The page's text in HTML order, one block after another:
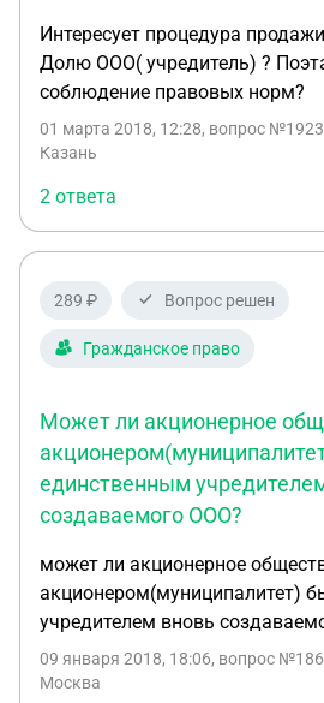
Интересует процедура
Долю ООО( учредитель) ?
соблюдение правовых норм?
01 марта 2018, 12:28, вопрос
Казань
2 ответа
289 ₽ Вопрос решен
Гражданское право
Может ли акционерное
единственным
создаваемого ООО?
может ли акционерное
акционером(муниципалитет)
учредителем вновь
09 января 2018, 18:06, вопрос
Москва